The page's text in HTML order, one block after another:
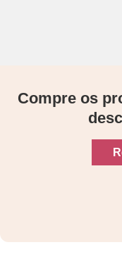
Compre os